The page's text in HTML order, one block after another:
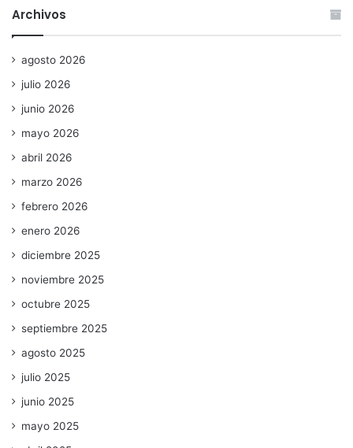
Archivos
agosto 2026
julio 2026
junio 2026
mayo 2026
abril 2026
marzo 2026
febrero 2026
enero 2026
diciembre 2025
noviembre 2025
octubre 2025
septiembre 2025
agosto 2025
julio 2025
junio 2025
mayo 2025